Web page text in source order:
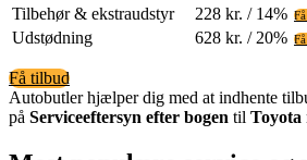
Tilbehør & ekstraudstyr 228 kr. / 14%
Udstødning 628 kr. / 20%
Få tilbud
Autobutler hjælper dig med at indhente
på Serviceeftersyn efter bogen til Toyota